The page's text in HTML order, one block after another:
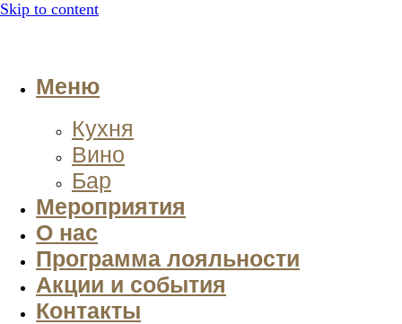
Skip to content
Меню
Кухня
Вино
Бар
Мероприятия
О нас
Программа лояльности
Акции и события
Контакты